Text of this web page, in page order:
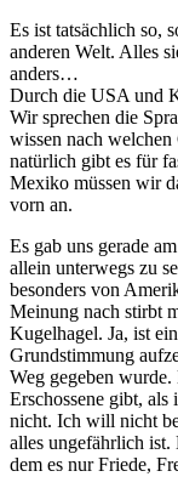
Es ist tatsächlich so,
anderen Welt. Alles
anders…
Durch die USA und
Wir sprechen die
wissen nach welchen
natürlich gibt es für
Mexiko müssen wir
vorn an.
Es gab uns gerade
allein unterwegs zu
besonders von
Meinung nach stirbt
Kugelhagel. Ja, ist
Grundstimmung
Weg gegeben
Erschossene gibt,
nicht. Ich will nicht
alles ungefährlich ist.
dem es nur Friede,